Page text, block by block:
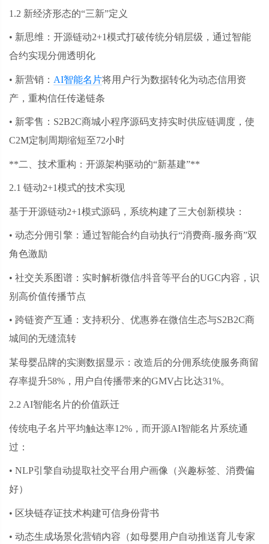
1.2 新经济形态的“三新”定义
• 新思维：开源链动2+1模式打破传统分销层级，通过智能
合约实现分佣透明化
• 新营销： AI智能名片将用户行为数据转化为动态信用资
产，重构信任传递链条
• 新零售：S2B2C商城小程序源码支持实时供应链调度，使
C2M定制周期缩短至72小时
**二、技术重构：开源架构驱动的“新基建”**
2.1 链动2+1模式的技术实现
基于开源链动2+1模式源码，系统构建了三大创新模块：
• 动态分佣引擎：通过智能合约自动执行“消费商-服务商”双
角色激励
• 社交关系图谱：实时解析微信/抖音等平台的UGC内容，识
别高价值传播节点
• 跨链资产互通：支持积分、优惠券在微信生态与S2B2C商
城间的无缝流转
某母婴品牌的实测数据显示：改造后的分佣系统使服务商留
存率提升58%，用户自传播带来的GMV占比达31%。
2.2 AI智能名片的价值跃迁
传统电子名片平均触达率12%，而开源AI智能名片系统通
过：
• NLP引擎自动提取社交平台用户画像（兴趣标签、消费偏
好）
• 区块链存证技术构建可信身份背书
• 动态生成场景化营销内容（如母婴用户自动推送育儿专家